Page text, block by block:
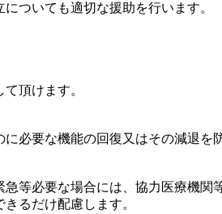
ついても適切な援助を行います。
頂けます。
必要な機能の回復又はその減退を
等必要な場合には、協力医療機関
るだけ配慮します。